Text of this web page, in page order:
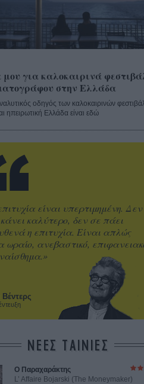
για καλοκαιρινά
στην Ελλάδα
οδηγός των καλοκαιρινών
ηπειρωτική Ελλάδα είναι εδώ
Βέντερς
είναι υπερτιμημένη. Δεν
καλύτερο, δεν σε πάει
η επιτυχία. Είναι απλώς
ωραίο, ανεβαστικό,
ΝΕΕΣ ΤΑΙΝΙΕΣ
Ο Παραχαράκτης
L’ Affaire Bojarski (The Moneymaker)